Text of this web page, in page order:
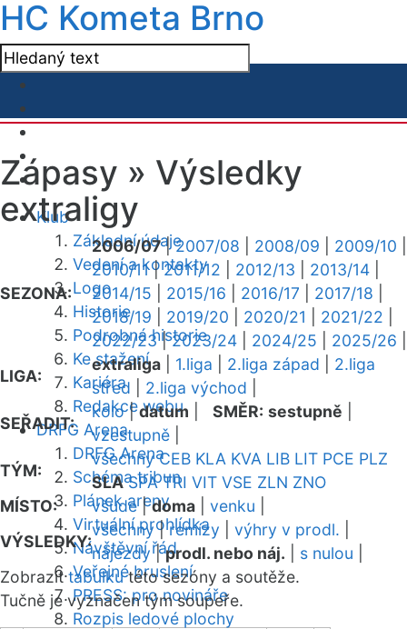
HC Kometa Brno
Klub
Základní údaje
Vedení a kontakty
Logo
Historie
Podrobná historie
Ke stažení
Kariéra
Redakce webu
DRFG Arena
DRFG Arena
Schéma tribun
Plánek areny
Virtuální prohlídka
Návštěvní řád
Veřejné bruslení
PRESS: pro novináře
Rozpis ledové plochy
Zápasy » Výsledky
extraligy
SEZONA:
2006/07|2007/08 2008/09 2009/10
2010/11|2011/12 2012/13 2013/14
2014/15
2015/16 2016/17 2017/18
2018/19
2019/20 2020/21 2021/22
2022/23|2023/24 2024/25 2025/26
LIGA:
extraliga 1.liga 2.liga západ
2.liga
střed
2.liga východ
SEŘADIT:
kolo|datum SMĚR: sestupně
vzestupně
TÝM:
všechny CEB KLA KVA LIB LIT PCE PLZ
SLA SPA TRI VIT VSE ZLN ZNO
MÍSTO:
všude|doma venku
VÝSLEDKY:
všechny|remízy výhry v prodl.
nájezdy|prodl. nebo náj. s nulou
Zobrazittabulkutéto sezóny a soutěže.
Tučně je vyznačen tým soupeře.